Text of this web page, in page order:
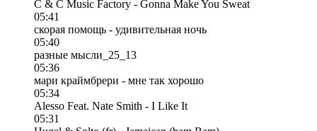
C & C Music Factory - Gonna Make You Sweat
05:41
скорая помощь - удивительная ночь
05:40
разные мысли_25_13
05:36
мари краймбрери - мне так хорошо
05:34
Alesso Feat. Nate Smith - I Like It
05:31